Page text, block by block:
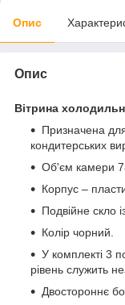
Опис
Опис
Вітрина
Призначена
кондитерських
Об'єм камери
Корпус –
Подвійне скло
Колір чорний.
У комплекті 3
рівень служить
Двостороннє